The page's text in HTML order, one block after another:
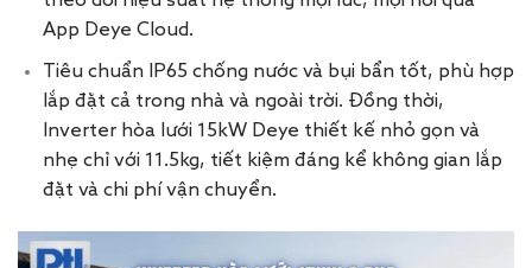
App Deye Cloud.
Tiêu chuẩn IP65 chống nước và bụi bẩn tốt, phù hợp
lắp đặt cả trong nhà và ngoài trời. Đồng thời,
Inverter hòa lưới 15kW Deye thiết kế nhỏ gọn và
nhẹ chỉ với 11.5kg, tiết kiệm đáng kể không gian lắp
đặt và chi phí vận chuyển.